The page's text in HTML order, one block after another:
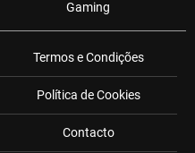
Gaming
Termos e Condições
Política de Cookies
Contacto